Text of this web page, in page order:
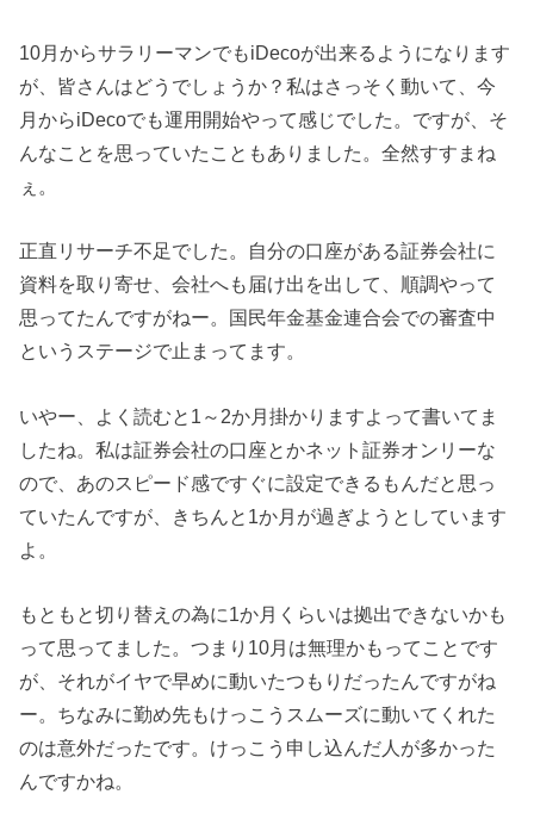
10月からサラリーマンでもiDecoが出来るようになります
が、皆さんはどうでしょうか？私はさっそく動いて、今
月からiDecoでも運用開始やって感じでした。ですが、そ
んなことを思っていたこともありました。全然すすまね
ぇ。
正直リサーチ不足でした。自分の口座がある証券会社に
資料を取り寄せ、会社へも届け出を出して、順調やって
思ってたんですがねー。国民年金基金連合会での審査中
というステージで止まってます。
いやー、よく読むと1～2か月掛かりますよって書いてま
したね。私は証券会社の口座とかネット証券オンリーな
ので、あのスピード感ですぐに設定できるもんだと思っ
ていたんですが、きちんと1か月が過ぎようとしています
よ。
もともと切り替えの為に1か月くらいは拠出できないかも
って思ってました。つまり10月は無理かもってことです
が、それがイヤで早めに動いたつもりだったんですがね
ー。ちなみに勤め先もけっこうスムーズに動いてくれた
のは意外だったです。けっこう申し込んだ人が多かった
んですかね。